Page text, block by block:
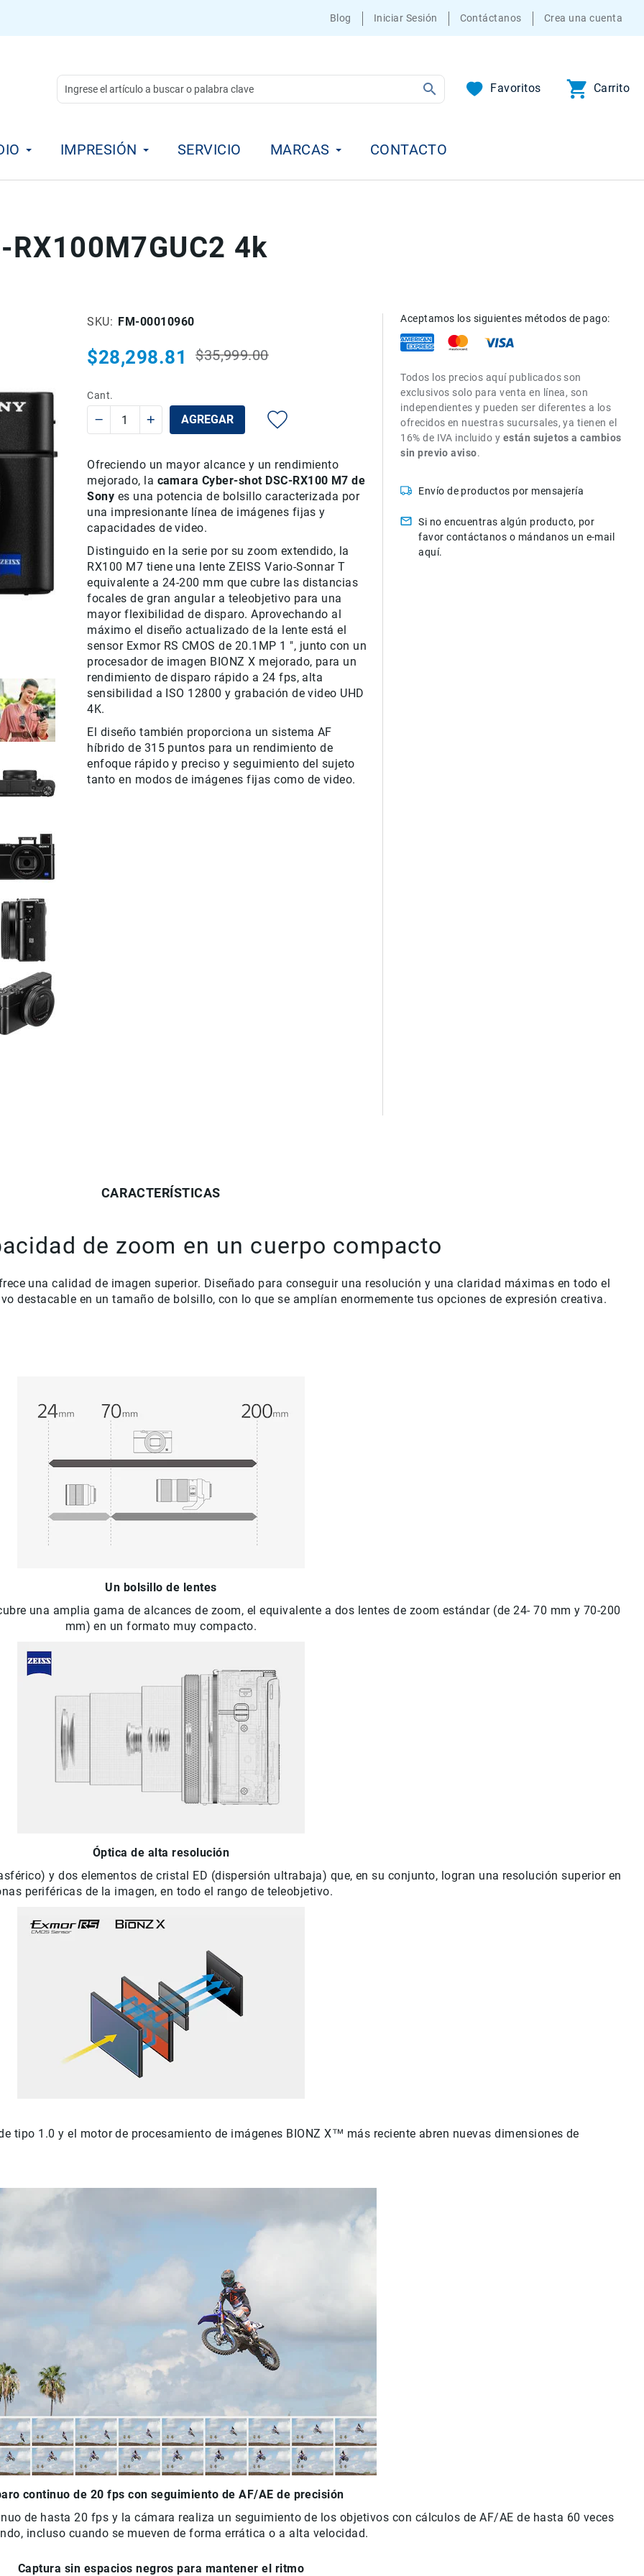
Blog Iniciar Sesión Contáctanos Crea una cuenta
Favoritos Carrito
IMPRESIÓN SERVICIO MARCAS CONTACTO
4k
SKU FM-00010960
Cant.
AGREGAR
Precio
$35,999.00
Precio
$28,298.81
Ofreciendo un mayor alcance y un rendimiento
mejorado, la camara Cyber-shot DSC-RX100 M7 de
Sony es una potencia de bolsillo caracterizada por
una impresionante línea de imágenes fijas y
capacidades de video.
Distinguido en la serie por su zoom extendido, la
RX100 M7 tiene una lente ZEISS Vario-Sonnar T
equivalente a 24-200 mm que cubre las distancias
focales de gran angular a teleobjetivo para una
mayor flexibilidad de disparo. Aprovechando al
máximo el diseño actualizado de la lente está el
sensor Exmor RS CMOS de 20.1MP 1 ", junto con un
procesador de imagen BIONZ X mejorado, para un
rendimiento de disparo rápido a 24 fps, alta
sensibilidad a ISO 12800 y grabación de video UHD
4K.
El diseño también proporciona un sistema AF
híbrido de 315 puntos para un rendimiento de
enfoque rápido y preciso y seguimiento del sujeto
tanto en modos de imágenes fijas como de video.
Aceptamos los siguientes métodos de pago:
Todos los precios aquí publicados son
exclusivos solo para venta en línea, son
independientes y pueden ser diferentes a los
ofrecidos en nuestras sucursales, ya tienen el
16% de IVA incluido y están sujetos a cambios
sin previo aviso.
Envío de productos por mensajería
Si no encuentras algún producto, por
favor contáctanos o mándanos un e-mail
aquí.
CARACTERÍSTICAS
de zoom en un cuerpo compacto
una calidad de imagen superior. Diseñado para conseguir una resolución y una claridad máximas en todo el
destacable en un tamaño de bolsillo, con lo que se amplían enormemente tus opciones de expresión creativa.
Un bolsillo de lentes
una amplia gama de alcances de zoom, el equivalente a dos lentes de zoom estándar (de 24- 70 mm y 70-200
mm) en un formato muy compacto.
Óptica de alta resolución
y dos elementos de cristal ED (dispersión ultrabaja) que, en su conjunto, logran una resolución superior en
periféricas de la imagen, en todo el rango de teleobjetivo.
tipo 1.0 y el motor de procesamiento de imágenes BIONZ X™ más reciente abren nuevas dimensiones de
continuo de 20 fps con seguimiento de AF/AE de precisión
de hasta 20 fps y la cámara realiza un seguimiento de los objetivos con cálculos de AF/AE de hasta 60 veces
incluso cuando se mueven de forma errática o a alta velocidad.
Captura sin espacios negros para mantener el ritmo